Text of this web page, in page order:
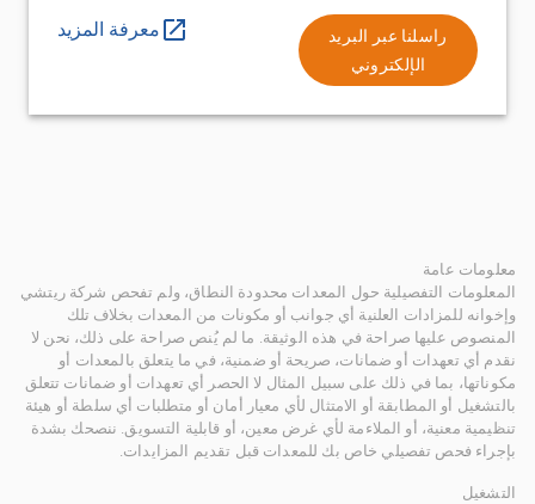
راسلنا عبر البريد
الإلكتروني
معرفة المزيد
معلومات عامة
المعلومات التفصيلية حول المعدات محدودة النطاق، ولم تفحص شركة ريتشي
وإخوانه للمزادات العلنية أي جوانب أو مكونات من المعدات بخلاف تلك
المنصوص عليها صراحة في هذه الوثيقة. ما لم يُنص صراحة على ذلك، نحن لا
نقدم أي تعهدات أو ضمانات، صريحة أو ضمنية، في ما يتعلق بالمعدات أو
مكوناتها، بما في ذلك على سبيل المثال لا الحصر أي تعهدات أو ضمانات تتعلق
بالتشغيل أو المطابقة أو الامتثال لأي معيار أمان أو متطلبات أي سلطة أو هيئة
تنظيمية معنية، أو الملاءمة لأي غرض معين، أو قابلية التسويق. ننصحك بشدة
بإجراء فحص تفصيلي خاص بك للمعدات قبل تقديم المزايدات.
التشغيل